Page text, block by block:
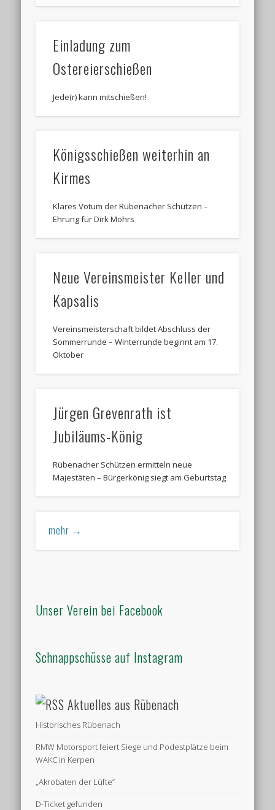
Einladung zum
Ostereierschießen
Jede(r) kann mitschießen!
Königsschießen weiterhin an
Kirmes
Klares Votum der Rübenacher Schützen –
Ehrung für Dirk Mohrs
Neue Vereinsmeister Keller und
Kapsalis
Vereinsmeisterschaft bildet Abschluss der
Sommerrunde – Winterrunde beginnt am 17.
Oktober
Jürgen Grevenrath ist
Jubiläums-König
Rübenacher Schützen ermitteln neue
Majestäten – Bürgerkönig siegt am Geburtstag
mehr →
Unser Verein bei Facebook
Schnappschüsse auf Instagram
Aktuelles aus Rübenach
Historisches Rübenach
RMW Motorsport feiert Siege und Podestplätze beim
WAKC in Kerpen
„Akrobaten der Lüfte“
D-Ticket gefunden